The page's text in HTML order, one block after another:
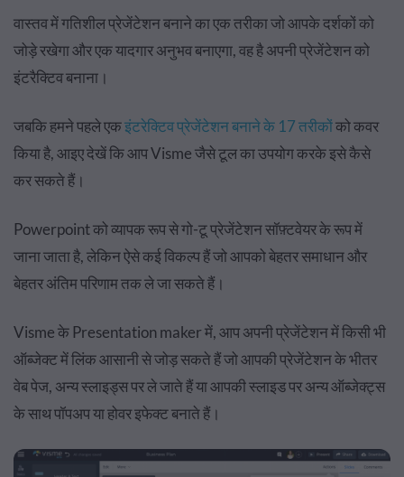
वास्तव में गतिशील प्रेजेंटेशन बनाने का एक तरीका जो आपके दर्शकों को
जोड़े रखेगा और एक यादगार अनुभव बनाएगा, वह है अपनी प्रेजेंटेशन को
इंटरैक्टिव बनाना।
जबकि हमने पहले एकइंटरेक्टिव प्रेजेंटेशन बनाने के 17 तरीकोंको कवर
किया है, आइए देखें कि आप Visme जैसे टूल का उपयोग करके इसे कैसे
कर सकते हैं।
Powerpoint को व्यापक रूप से गो-टू प्रेजेंटेशन सॉफ़्टवेयर के रूप में
जाना जाता है, लेकिन ऐसे कई विकल्प हैं जो आपको बेहतर समाधान और
बेहतर अंतिम परिणाम तक ले जा सकते हैं।
Visme के Presentation maker में, आप अपनी प्रेजेंटेशन में किसी भी
ऑब्जेक्ट में लिंक आसानी से जोड़ सकते हैं जो आपकी प्रेजेंटेशन के भीतर
वेब पेज, अन्य स्लाइड्स पर ले जाते हैं या आपकी स्लाइड पर अन्य ऑब्जेक्ट्स
के साथ पॉपअप या होवर इफेक्ट बनाते हैं।